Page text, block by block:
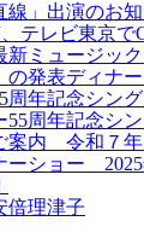
線」出演のお
テレビ東京で
ミュージッ
の発表ディ
年記念シン
周年記念シ
内 令和７年
ーショー 2025
理津子